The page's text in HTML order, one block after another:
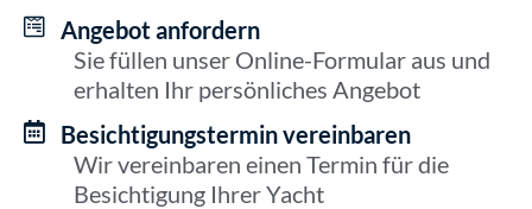
Angebot anfordern
Sie füllen unser Online-Formular aus und
erhalten Ihr persönliches Angebot
Besichtigungstermin vereinbaren
Wir vereinbaren einen Termin für die
Besichtigung Ihrer Yacht